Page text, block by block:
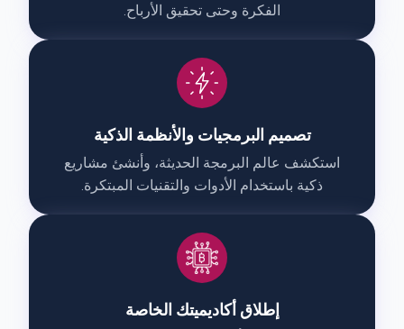
الفكرة وحتى تحقيق الأرباح.
تصميم البرمجيات والأنظمة الذكية
استكشف عالم البرمجة الحديثة، وأنشئ مشاريع
ذكية باستخدام الأدوات والتقنيات المبتكرة.
إطلاق أكاديميتك الخاصة